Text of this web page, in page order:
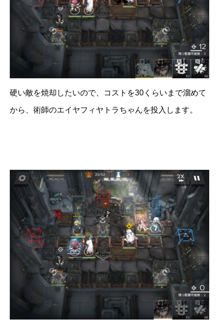
硬い敵を焼却したいので、コストを30くらいまで溜めて
から、術師のエイヤフィヤトラちゃんを投入します。